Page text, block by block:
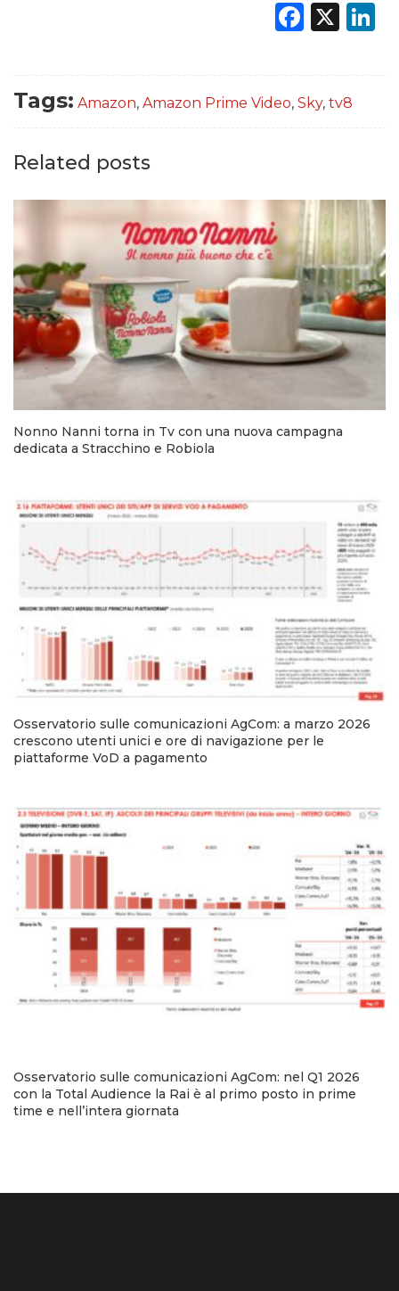
X
Tags: Amazon, Amazon Prime Video, Sky, tv8
Related posts
Nonno Nanni torna in Tv con una nuova campagna
dedicata a Stracchino e Robiola
Osservatorio sulle comunicazioni AgCom: a marzo 2026
crescono utenti unici e ore di navigazione per le
piattaforme VoD a pagamento
Osservatorio sulle comunicazioni AgCom: nel Q1 2026
con la Total Audience la Rai è al primo posto in prime
time e nell’intera giornata